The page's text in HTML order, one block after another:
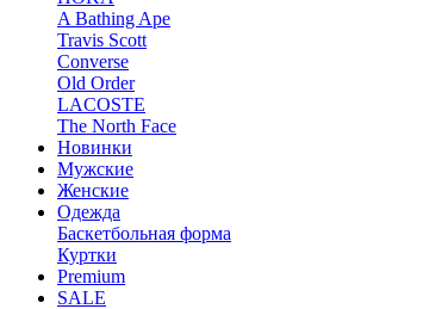
A Bathing Ape
Travis Scott
Converse
Old Order
LACOSTE
The North Face
Новинки
Мужские
Женские
Одежда
Баскетбольная форма
Куртки
Premium
SALE